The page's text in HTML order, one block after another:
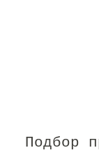
Подбор